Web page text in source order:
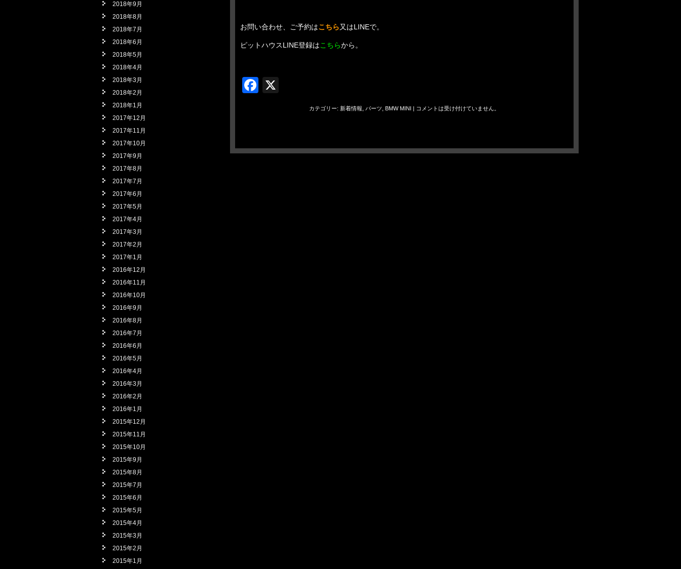
お問い合わせ、ご予約はこちら又はLINEで。
ピットハウスLINE登録はこちらから。
Facebook
カテゴリー: 新着情報 パーツ BMW MINI | コメントは受け付けていません。
2018年9月
2018年8月
2018年7月
2018年6月
2018年5月
2018年4月
2018年3月
2018年2月
2018年1月
2017年12月
2017年11月
2017年10月
2017年9月
2017年8月
2017年7月
2017年6月
2017年5月
2017年4月
2017年3月
2017年2月
2017年1月
2016年12月
2016年11月
2016年10月
2016年9月
2016年8月
2016年7月
2016年6月
2016年5月
2016年4月
2016年3月
2016年2月
2016年1月
2015年12月
2015年11月
2015年10月
2015年9月
2015年8月
2015年7月
2015年6月
2015年5月
2015年4月
2015年3月
2015年2月
2015年1月